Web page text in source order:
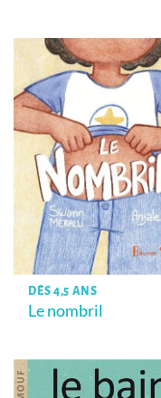
DÈS 4,5 ANS
Le nombril